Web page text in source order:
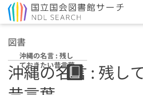
図書
沖縄の名言 : 残し
ておきたい昔言葉
沖縄の名言 : 残し